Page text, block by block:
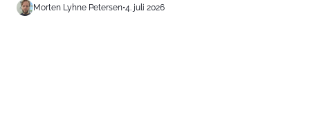
Morten Lyhne Petersen•4. juli 2026